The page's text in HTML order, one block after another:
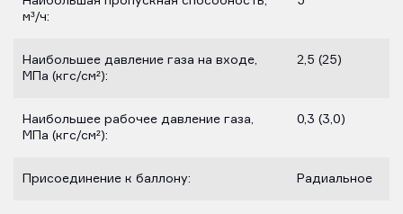
м³/ч:
Наибольшее давление газа на входе,
МПа (кгс/см²):
2,5 (25)
Наибольшее рабочее давление газа,
МПа (кгс/см²):
0,3 (3,0)
Присоединение к баллону: Радиальное